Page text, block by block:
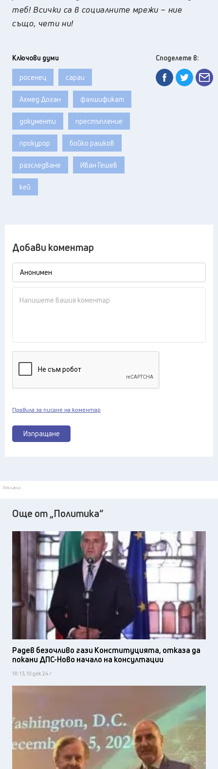
теб! Всички са в социалните мрежи – ние
също, чети ни!
Ключови думи
росенец сараи
Ахмед Доган фалшификат
документи престъпление
прокурор бойко рашков
разследване Иван Гешев
кей
Споделете в:
Добави коментар
Изпращане
Правила за писане на коментар
Реклама
Още от „Политика“
Радев безочливо гази Конституцията, отказа да
покани ДПС-Ново начало на консултации
18:13, 10 дек 24 /